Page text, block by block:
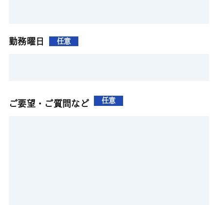
勤務曜日 任意
ご要望・ご質問など 任意